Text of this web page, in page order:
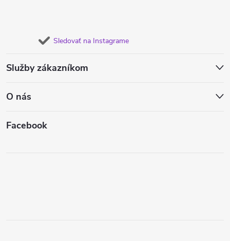
Sledovať na Instagrame
Služby zákazníkom
O nás
Facebook